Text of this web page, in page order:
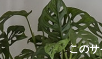
このサ